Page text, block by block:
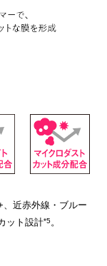
近赤外線・ブルー
ット設計*5。